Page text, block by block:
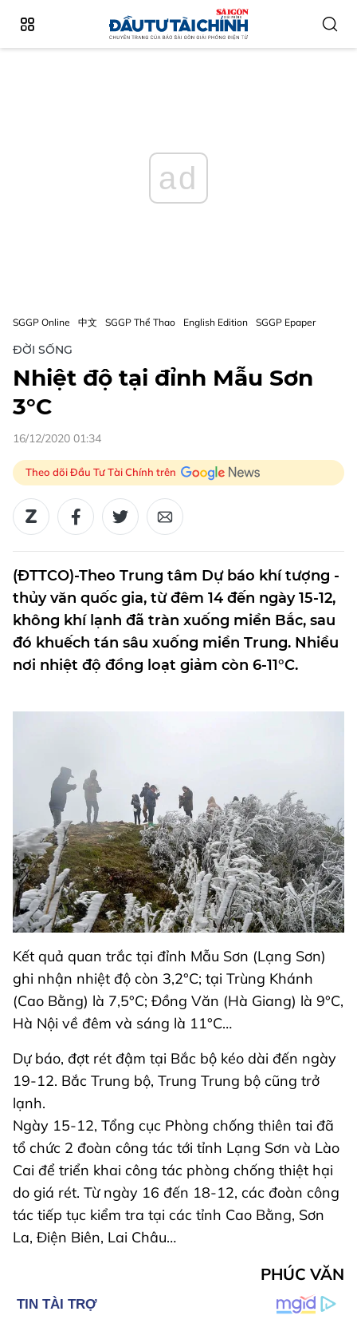
ad
SGGP Online 中文 SGGP Thể Thao English Edition SGGP Epaper
ĐỜI SỐNG
Nhiệt độ tại đỉnh Mẫu Sơn
3°C
16/12/2020 01:34
Theo dõi Đầu Tư Tài Chính trên
(ĐTTCO)-Theo Trung tâm Dự báo khí tượng -
thủy văn quốc gia, từ đêm 14 đến ngày 15-12,
không khí lạnh đã tràn xuống miền Bắc, sau
đó khuếch tán sâu xuống miền Trung. Nhiều
nơi nhiệt độ đồng loạt giảm còn 6-11°C.
Kết quả quan trắc tại đỉnh Mẫu Sơn (Lạng Sơn)
ghi nhận nhiệt độ còn 3,2°C; tại Trùng Khánh
(Cao Bằng) là 7,5°C; Đồng Văn (Hà Giang) là 9°C,
Hà Nội về đêm và sáng là 11°C…
Dự báo, đợt rét đậm tại Bắc bộ kéo dài đến ngày
19-12. Bắc Trung bộ, Trung Trung bộ cũng trở
lạnh.
Ngày 15-12, Tổng cục Phòng chống thiên tai đã
tổ chức 2 đoàn công tác tới tỉnh Lạng Sơn và Lào
Cai để triển khai công tác phòng chống thiệt hại
do giá rét. Từ ngày 16 đến 18-12, các đoàn công
tác tiếp tục kiểm tra tại các tỉnh Cao Bằng, Sơn
La, Điện Biên, Lai Châu…
PHÚC VĂN